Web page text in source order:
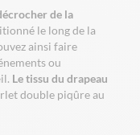
de la
le long de la
ainsi faire
ou
Le tissu du drapeau
double piqûre au